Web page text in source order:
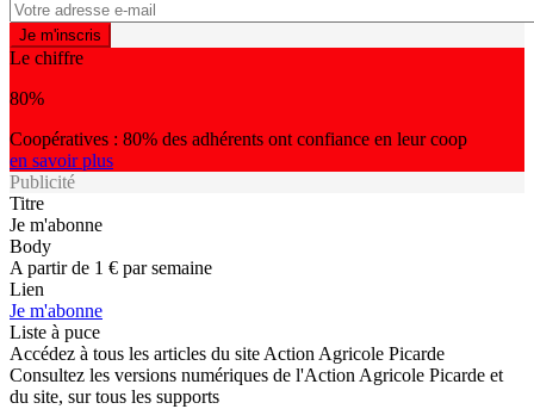
Le chiffre
80%
Coopératives : 80% des adhérents ont confiance en leur coop
en savoir plus
Publicité
Titre
Je m'abonne
Body
A partir de 1 € par semaine
Lien
Je m'abonne
Liste à puce
Accédez à tous les articles du site Action Agricole Picarde
Consultez les versions numériques de l'Action Agricole Picarde et
du site, sur tous les supports